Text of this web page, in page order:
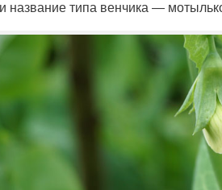
название типа венчика —